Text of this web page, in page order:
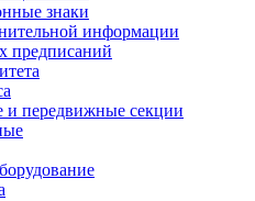
знаки
информации
предписаний
и передвижные секции